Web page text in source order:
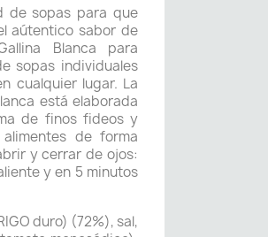
de sopas para que
aútentico sabor de
Blanca para
sopas individuales
cualquier lugar. La
está elaborada
de finos fideos y
de forma
y cerrar de ojos:
y en 5 minutos
duro) (72%), sal,